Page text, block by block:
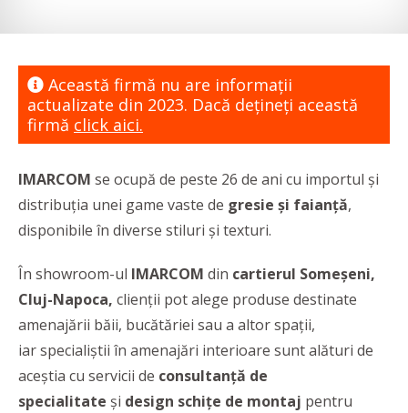
Această firmă nu are informaţii
actualizate din 2023. Dacă dețineți această
firmă click aici.
IMARCOM se ocupă de peste 26 de ani cu importul și
distribuția unei game vaste de gresie și faianță,
disponibile în diverse stiluri și texturi.
În showroom-ul IMARCOM din cartierul Someșeni,
Cluj-Napoca, clienții pot alege produse destinate
amenajării băii, bucătăriei sau a altor spații,
iar specialiștii în amenajări interioare sunt alături de
aceștia cu servicii de consultanță de
specialitate și design schițe de montaj pentru